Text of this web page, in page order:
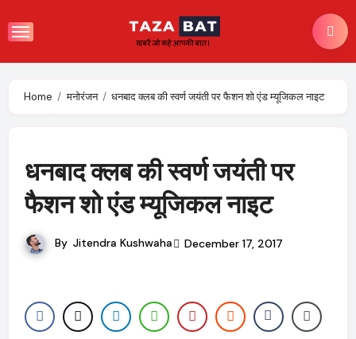
to
Home मनोरंजन धनबाद क्लब की स्वर्ण जयंती पर फैशन शो एंड म्यूजिकल नाइट
धनबाद क्लब की स्वर्ण जयंती पर
फैशन शो एंड म्यूजिकल नाइट
By Jitendra Kushwaha December 17, 2017